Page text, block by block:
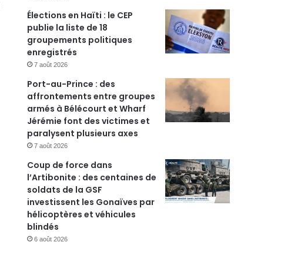
Élections en Haïti : le CEP
publie la liste de 18
groupements politiques
enregistrés
7 août 2026
Port-au-Prince : des
affrontements entre groupes
armés à Bélécourt et Wharf
Jérémie font des victimes et
paralysent plusieurs axes
7 août 2026
Coup de force dans
l’Artibonite : des centaines de
soldats de la GSF
investissent les Gonaïves par
hélicoptères et véhicules
blindés
6 août 2026